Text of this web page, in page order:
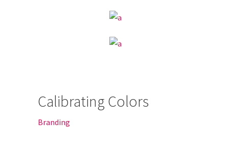
Calibrating Colors
Branding
Gîte de vacances à Rosheim près de
Strasbourg. Situé sur la Route Romane et la